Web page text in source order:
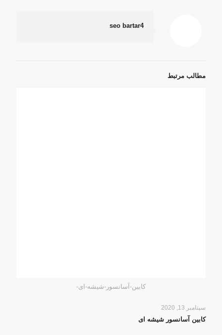
seo bartar4
مطالب مرتبط
کابین-آسانسور-شیشه-ای-
سپتامبر 13, 2020
کابین آسانسور شیشه ای